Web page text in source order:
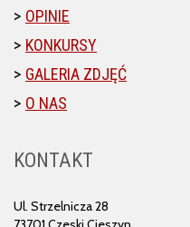
OPINIE
KONKURSY
GALERIA ZDJĘĆ
O NAS
KONTAKT
Ul. Strzelnicza 28